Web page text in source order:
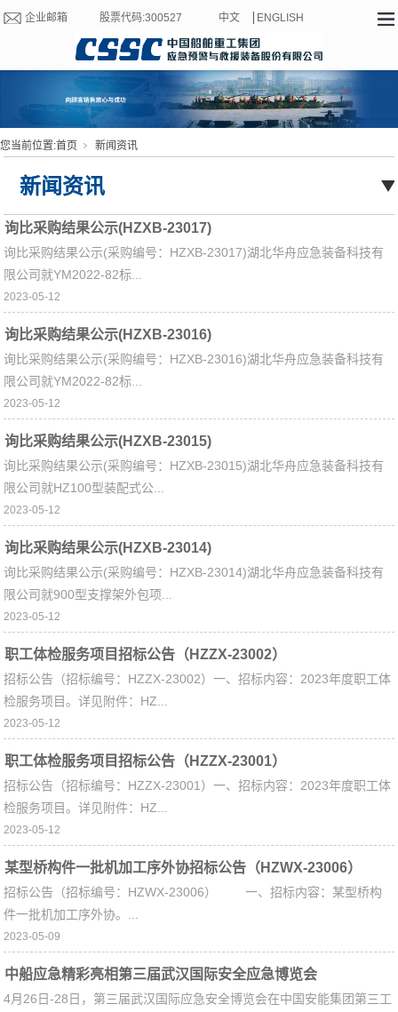
企业邮箱 股票代码:300527 中文 ENGLISH
您当前位置:首页 新闻资讯
新闻资讯
询比采购结果公示(HZXB-23017)
询比采购结果公示(采购编号：HZXB-23017)湖北华舟应急装备科技有
限公司就YM2022-82标...
2023-05-12
询比采购结果公示(HZXB-23016)
询比采购结果公示(采购编号：HZXB-23016)湖北华舟应急装备科技有
限公司就YM2022-82标...
2023-05-12
询比采购结果公示(HZXB-23015)
询比采购结果公示(采购编号：HZXB-23015)湖北华舟应急装备科技有
限公司就HZ100型装配式公...
2023-05-12
询比采购结果公示(HZXB-23014)
询比采购结果公示(采购编号：HZXB-23014)湖北华舟应急装备科技有
限公司就900型支撑架外包项...
2023-05-12
职工体检服务项目招标公告（HZZX-23002）
招标公告（招标编号：HZZX-23002）一、招标内容：2023年度职工体
检服务项目。详见附件：HZ...
2023-05-12
职工体检服务项目招标公告（HZZX-23001）
招标公告（招标编号：HZZX-23001）一、招标内容：2023年度职工体
检服务项目。详见附件：HZ...
2023-05-12
某型桥构件一批机加工序外协招标公告（HZWX-23006）
招标公告（招标编号：HZWX-23006） 一、招标内容：某型桥构
件一批机加工序外协。...
2023-05-09
中船应急精彩亮相第三届武汉国际安全应急博览会
4月26日-28日，第三届武汉国际应急安全博览会在中国安能集团第三工